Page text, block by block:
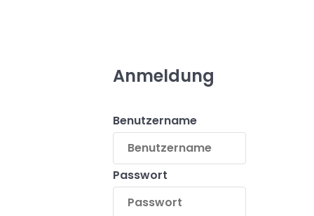
Anmeldung
Benutzername
Passwort